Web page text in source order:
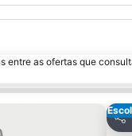
entre as ofertas que